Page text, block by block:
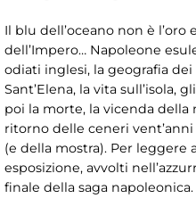
Il blu dell’oceano non è
dell’Impero… Napoleone
odiati inglesi, la geografia
Sant’Elena, la vita sull’isola,
poi la morte, la vicenda della
ritorno delle ceneri
(e della mostra). Per leggere
esposizione, avvolti
finale della saga napoleonica.